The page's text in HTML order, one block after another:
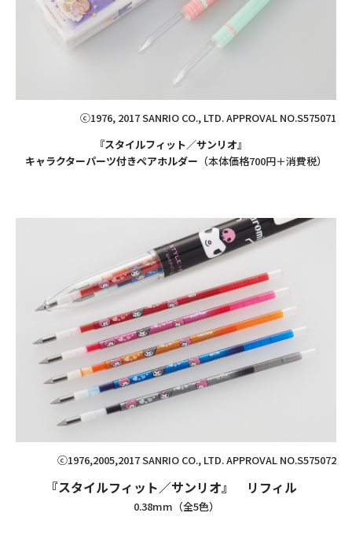
ⓒ1976, 2017 SANRIO CO., LTD. APPROVAL NO.S575071
『スタイルフィット／サンリオ』
キャラクターパーツ付きペアホルダー （本体価格700円＋消費税）
ⓒ1976,2005,2017 SANRIO CO., LTD. APPROVAL NO.S575072
『スタイルフィット／サンリオ』 リフィル
0.38mm（全5色）